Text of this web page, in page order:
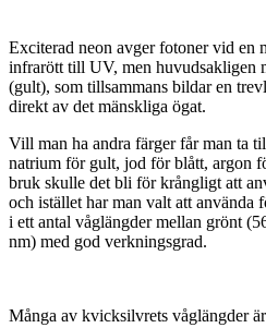
Exciterad neon avger fotoner vid en
infrarött till UV, men huvudsakligen
(gult), som tillsammans bildar en
direkt av det mänskliga ögat.
Vill man ha andra färger får man ta
natrium för gult, jod för blått, argon
bruk skulle det bli för krångligt att
och istället har man valt att använda
i ett antal våglängder mellan grönt
nm) med god verkningsgrad.
Många av kvicksilvrets våglängder